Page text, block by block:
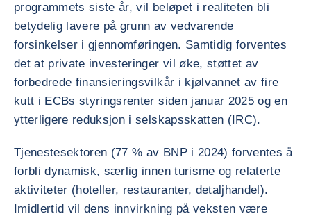
programmets siste år, vil beløpet i realiteten bli
betydelig lavere på grunn av vedvarende
forsinkelser i gjennomføringen. Samtidig forventes
det at private investeringer vil øke, støttet av
forbedrede finansieringsvilkår i kjølvannet av fire
kutt i ECBs styringsrenter siden januar 2025 og en
ytterligere reduksjon i selskapsskatten (IRC).
Tjenestesektoren (77 % av BNP i 2024) forventes å
forbli dynamisk, særlig innen turisme og relaterte
aktiviteter (hoteller, restauranter, detaljhandel).
Imidlertid vil dens innvirkning på veksten være